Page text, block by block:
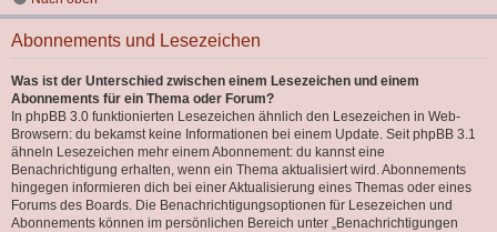
Abonnements und Lesezeichen
Was ist der Unterschied zwischen einem Lesezeichen und einem
Abonnements für ein Thema oder Forum?
In phpBB 3.0 funktionierten Lesezeichen ähnlich den Lesezeichen in Web-
Browsern: du bekamst keine Informationen bei einem Update. Seit phpBB 3.1
ähneln Lesezeichen mehr einem Abonnement: du kannst eine
Benachrichtigung erhalten, wenn ein Thema aktualisiert wird. Abonnements
hingegen informieren dich bei einer Aktualisierung eines Themas oder eines
Forums des Boards. Die Benachrichtigungsoptionen für Lesezeichen und
Abonnements können im persönlichen Bereich unter „Benachrichtigungen